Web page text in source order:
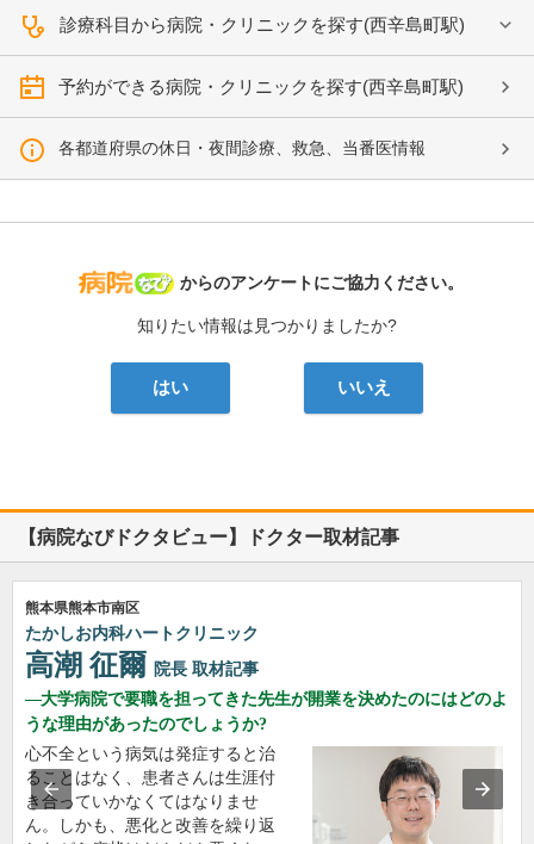
診療科目から病院・クリニックを探す(西辛島町駅)
予約ができる病院・クリニックを探す(西辛島町駅)
各都道府県の休日・夜間診療、救急、当番医情報
病院なび
からのアンケートにご協力ください。
知りたい情報は見つかりましたか?
はい いいえ
【病院なびドクタビュー】ドクター取材記事
熊本県熊本市南区
たかしお内科ハートクリニック
高潮 征爾 院長 取材記事
大学病院で要職を担ってきた先生が開業を決めたのにはどのよ
うな理由があったのでしょうか?
心不全という病気は発症すると治
ることはなく、患者さんは生涯付
き合っていかなくてはなりませ
ん。しかも、悪化と改善を繰り返